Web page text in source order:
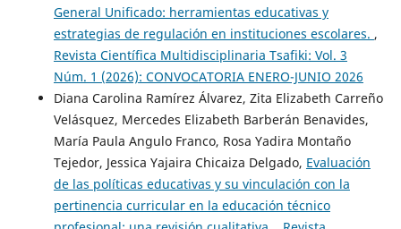
General Unificado: herramientas educativas y
estrategias de regulación en instituciones escolares. ,
Revista Científica Multidisciplinaria Tsafiki: Vol. 3
Núm. 1 (2026): CONVOCATORIA ENERO-JUNIO 2026
Diana Carolina Ramírez Álvarez, Zita Elizabeth Carreño
Velásquez, Mercedes Elizabeth Barberán Benavides,
María Paula Angulo Franco, Rosa Yadira Montaño
Tejedor, Jessica Yajaira Chicaiza Delgado, Evaluación
de las políticas educativas y su vinculación con la
pertinencia curricular en la educación técnico